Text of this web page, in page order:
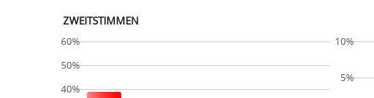
ZWEITSTIMMEN
60%
50%
40%
10%
5%